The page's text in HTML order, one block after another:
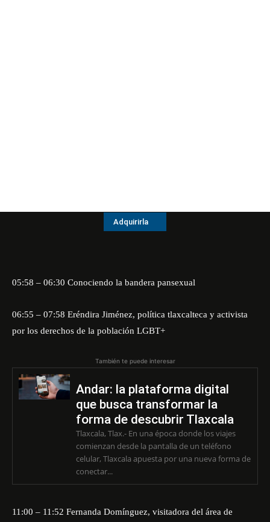
Adquirirla
05:58 – 06:30 Conociendo la bandera pansexual
06:55 – 07:58 Eréndira Jiménez, política tlaxcalteca y activista
por los derechos de la población LGBT+
También te puede interesar
Andar: la plataforma digital
que busca transformar la
forma de descubrir Tlaxcala
Tlaxcala, Tlax.- En una época donde los viajes
comienzan desde la pantalla de un teléfono
celular, Tlaxcala apuesta por una nueva forma de
conectar...
11:00 – 11:52 Fernanda Domínguez, visitadora del área de